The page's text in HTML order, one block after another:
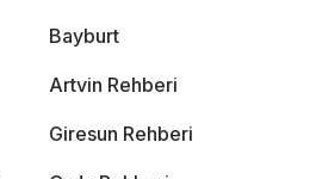
Bayburt
Artvin Rehberi
Giresun Rehberi